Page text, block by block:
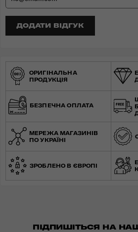
ДОДАТИ ВІДГУК
ОРИГІНАЛЬНА
ПРОДУКЦІЯ
БЕЗПЕЧНА ОПЛАТА
МЕРЕЖА МАГАЗИНІВ
ПО УКРАЇНІ
ЗРОБЛЕНО В ЄВРОПІ
ПІДПИШІТЬСЯ НА